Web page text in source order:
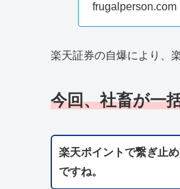
frugalperson.com
楽天証券の自爆により、
今回、社畜が一
楽天ポイントで繋ぎ止
ですね。